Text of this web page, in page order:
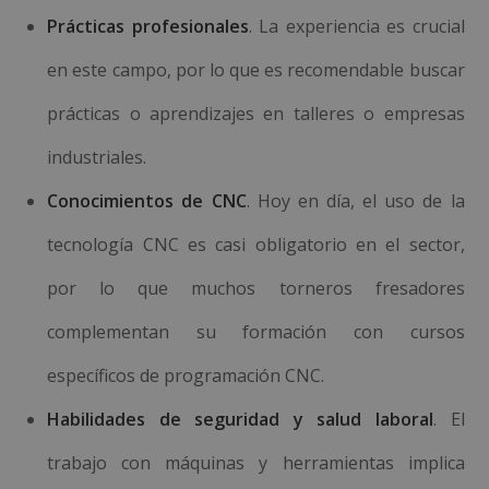
Prácticas profesionales. La experiencia es crucial
en este campo, por lo que es recomendable buscar
prácticas o aprendizajes en talleres o empresas
industriales.
Conocimientos de CNC. Hoy en día, el uso de la
tecnología CNC es casi obligatorio en el sector,
por lo que muchos torneros fresadores
complementan su formación con cursos
específicos de programación CNC.
Habilidades de seguridad y salud laboral. El
trabajo con máquinas y herramientas implica